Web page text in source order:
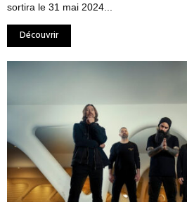
sortira le 31 mai 2024...
Découvrir